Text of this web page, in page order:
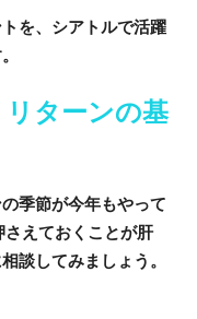
を、シアトルで活躍
ターンの基
季節が今年もやって
えておくことが肝
談してみましょう。